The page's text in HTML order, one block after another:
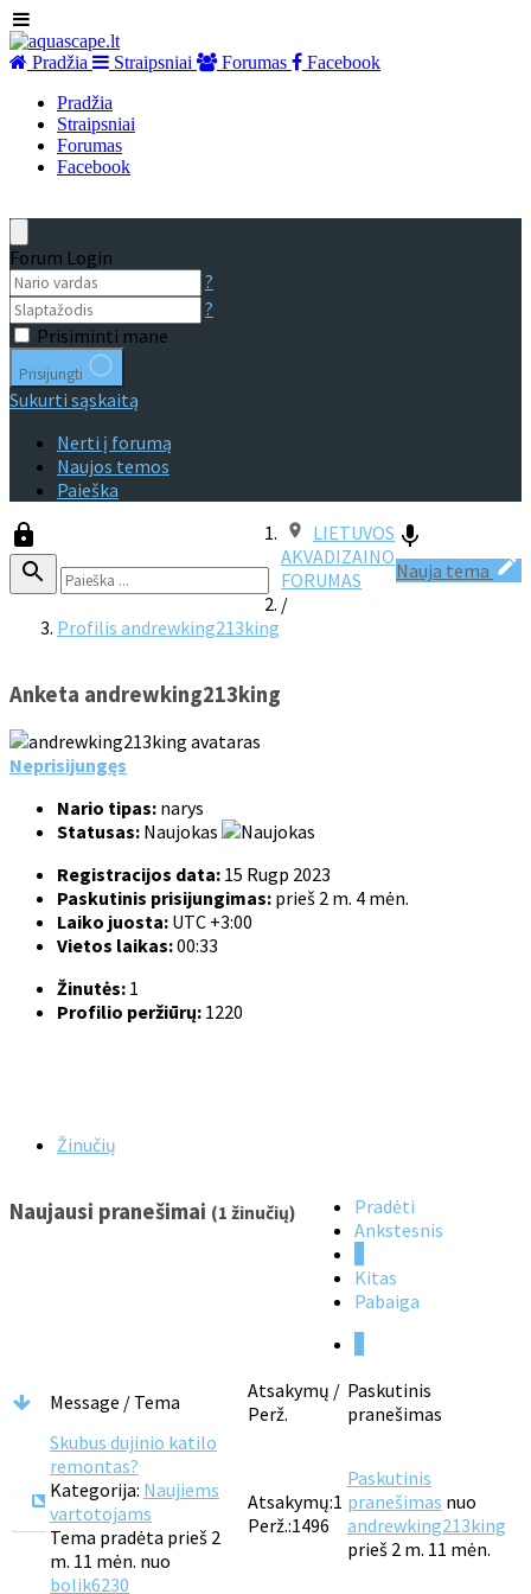
Pradžia Straipsniai Forumas
Facebook
Pradžia
Straipsniai
Forumas
Facebook
Forum Login
?
?
Prisiminti mane
Prisijungti
Sukurti sąskaitą
Nerti į forumą
Naujos temos
Paieška
Nauja tema
LIETUVOS
AKVADIZAINO
FORUMAS
/
Profilis andrewking213king
Anketa andrewking213king
Neprisijungęs
Nario tipas: narys
Statusas: Naujokas
Registracijos data: 15 Rugp 2023
Paskutinis prisijungimas: prieš 2 m. 4 mėn.
Laiko juosta: UTC +3:00
Vietos laikas:00:33
Žinutės: 1
Profilio peržiūrų: 1220
Žinučių
Naujausi pranešimai (1 žinučių)
Pradėti
Ankstesnis
Kitas
Pabaiga
Message / Tema
Atsakymų /
Perž.
Paskutinis
pranešimas
Skubus dujinio katilo
remontas?
Kategorija: Naujiems
vartotojams
Tema pradėta prieš 2
m. 11 mėn. nuo
bolik6230
Atsakymų:1
Perž.:1496
Paskutinis
pranešimas nuo
andrewking213king
prieš 2 m. 11 mėn.